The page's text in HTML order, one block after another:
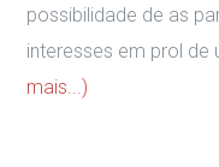
possibilidade de as
interesses em prol de
mais...)